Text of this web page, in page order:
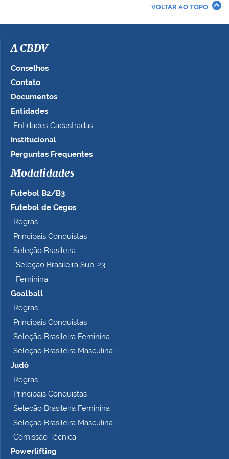
i
a
e
o
t
a
n
o
o
m
e
t
VOLTAR AO TOPO
A CBDV
Conselhos
Contato
Documentos
Entidades
Entidades Cadastradas
Institucional
Perguntas Frequentes
Modalidades
Futebol B2/B3
Futebol de Cegos
Regras
Principais Conquistas
Seleção Brasileira
Seleção Brasileira Sub-23
Feminina
Goalball
Regras
Principais Conquistas
Seleção Brasileira Feminina
Seleção Brasileira Masculina
Judô
Regras
Principais Conquistas
Seleção Brasileira Feminina
Seleção Brasileira Masculina
Comissão Técnica
Powerlifting